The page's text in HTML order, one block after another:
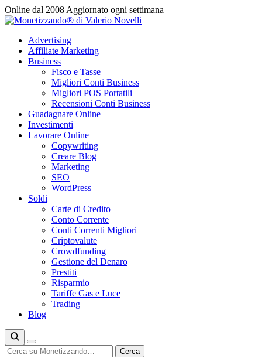
Vai
al
Online dal 2008 Aggiornato ogni settimana
Advertising
Affiliate Marketing
Business
Fisco e Tasse
Migliori Conti Business
Migliori POS Portatili
Recensioni Conti Business
Guadagnare Online
Investimenti
Lavorare Online
Copywriting
Creare Blog
Marketing
SEO
WordPress
Soldi
Carte di Credito
Conto Corrente
Conti Correnti Migliori
Criptovalute
Crowdfunding
Gestione del Denaro
Prestiti
Risparmio
Tariffe Gas e Luce
Trading
Blog
Cerca Cerca